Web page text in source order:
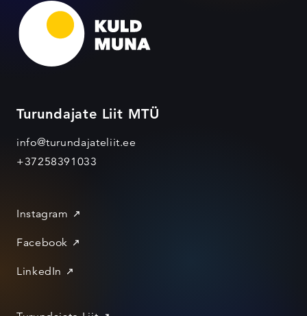
Turundajate Liit MTÜ
info@turundajateliit.ee
+37258391033
Instagram
Facebook
LinkedIn